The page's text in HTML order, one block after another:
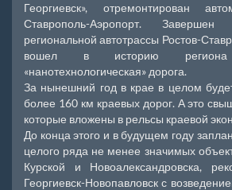
Георгиевск», отремонтирован
Ставрополь-Аэропорт.
региональной автотрассы Ростов-
вошел в историю
«нанотехнологическая» дорога.
За нынешний год в крае в целом
более 160 км краевых дорог. А это
которые вложены в рельсы краевой
До конца этого и в будущем году
целого ряда не менее значимых
Курской и Новоалександровска,
Георгиевск-Новопавловск с